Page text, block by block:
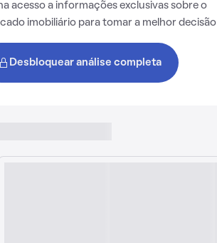
acesso a informações exclusivas sobre o
imobiliário para tomar a melhor decisão
Desbloquear análise completa